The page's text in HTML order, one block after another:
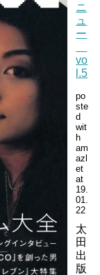
ニ
ュ
ー
vo
l.5
po
ste
d
wit
h
am
azl
et
at
19.
01.
22
太
田
出
版